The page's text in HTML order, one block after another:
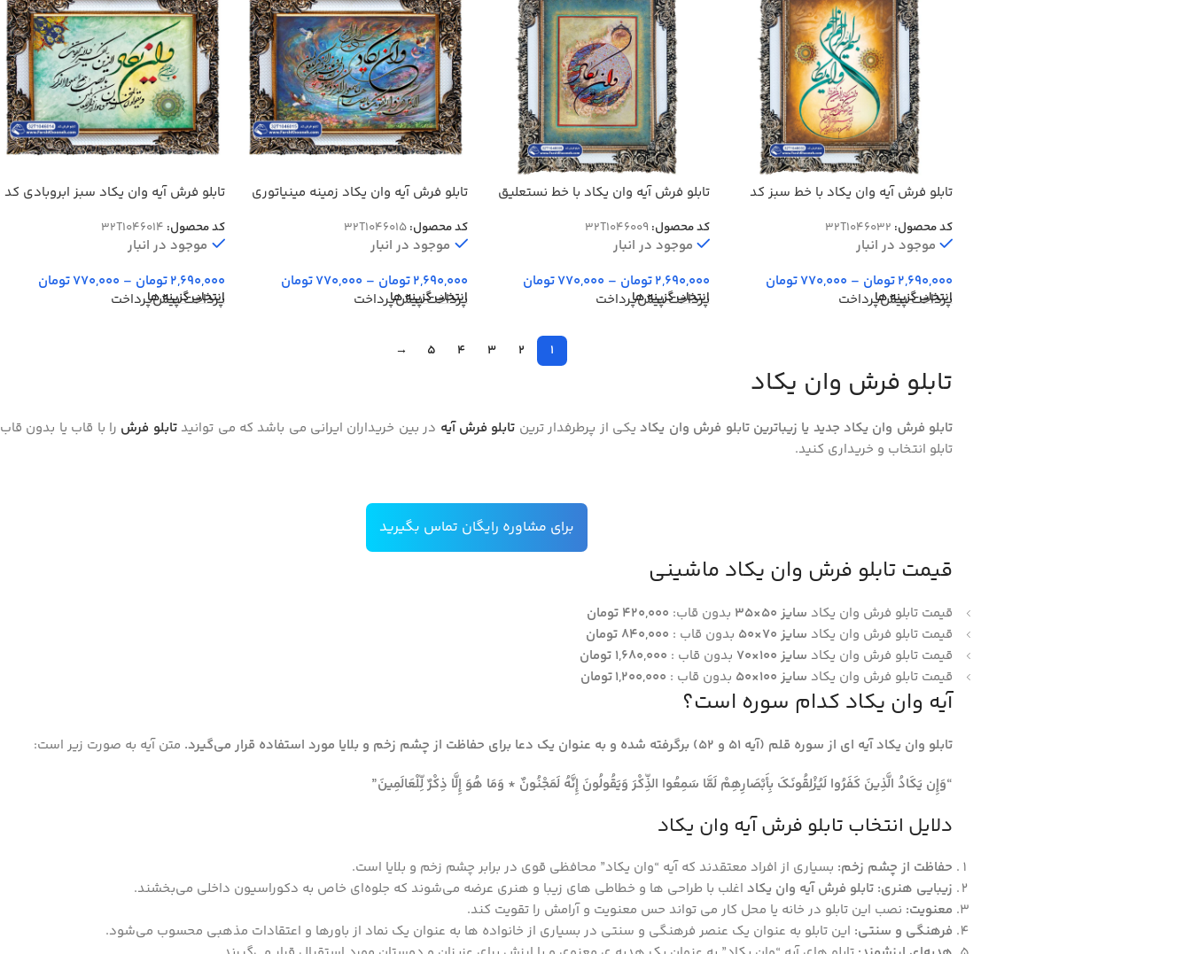
تابلو فرش آیه وان یکاد با خط سبز کد
کد محصول: 32T1046032
موجود در انبار
2,690,000تومان –
770,000تومان
انتخاب گزینه ها
پرداخت پیش‌پرداخت
تابلو فرش آیه وان یکاد با خط نستعلیق
کد محصول: 32T1046009
موجود در انبار
2,690,000تومان –
770,000تومان
انتخاب گزینه ها
پرداخت پیش‌پرداخت
تابلو فرش آیه وان یکاد زمینه مینیاتوری
کد محصول:32T1046015
موجود در انبار
2,690,000تومان –
770,000تومان
انتخاب گزینه ها
پرداخت پیش‌پرداخت
تابلو فرش آیه وان یکاد سبز ابروبادی کد
کد محصول: 32T1046014
موجود در انبار
2,690,000تومان –
770,000تومان
انتخاب گزینه ها
پرداخت پیش‌پرداخت
1
2
3
4
5
→
تابلو فرش وان یکاد
تابلو فرش وان یکاد جدید یا زیباترین تابلو فرش وان یکادیکی از پرطرفدار ترین تابلو فرش آیه در بین خریداران ایرانی می باشد که می توانیدتابلو فرش را با قاب یا بدون قاب
تابلو انتخاب و خریداری کنید.
برای مشاوره رایگان تماس بگیرید
قیمت تابلو فرش وان یکاد ماشینی
قیمت تابلو فرش وان یکاد سایز 50×35 بدون قاب: 420,000 تومان
قیمت تابلو فرش وان یکاد سایز 70×50 بدون قاب : 840,000 تومان
قیمت تابلو فرش وان یکاد سایز 100×70 بدون قاب : 1,680,000 تومان
قیمت تابلو فرش وان یکاد سایز 100×50 بدون قاب : 1,200,000تومان
آیه وان یکاد کدام سوره است؟
تابلو وان یکاد آیه ای از سوره قلم (آیه 51 و 52) برگرفته شده و به عنوان یک دعا برای حفاظت از چشم زخم و بلایا مورد استفاده قرار می‌گیرد.
متن آیه به صورت زیر است:
“وَإِن يَكَادُ الَّذِينَ كَفَرُوا لَيُزْلِقُونَكَ بِأَبْصَارِهِمْ لَمَّا سَمِعُوا الذِّكْرَ وَيَقُولُونَ إِنَّهُ لَمَجْنُونٌ * وَمَا هُوَ إِلَّا ذِكْرٌ لِّلْعَالَمِينَ”
دلایل انتخاب تابلو فرش آیه وان یکاد
حفاظت از چشم زخم: بسیاری از افراد معتقدند که آیه “وان یکاد” محافظی قوی در برابر چشم زخم و بلایا است.
زیبایی هنری: تابلو فرش آیه وان یکاداغلب با طراحی‌ ها و خطاطی‌ های زیبا و هنری عرضه می‌شوند که جلوه‌ای خاص به دکوراسیون داخلی می‌بخشند.
معنویت: نصب این تابلو در خانه یا محل کار می‌ تواند حس معنویت و آرامش را تقویت کند.
فرهنگی و سنتی: این تابلو به عنوان یک عنصر فرهنگی و سنتی در بسیاری از خانواده‌ ها به عنوان یک نماد از باورها و اعتقادات مذهبی محسوب می‌شود.